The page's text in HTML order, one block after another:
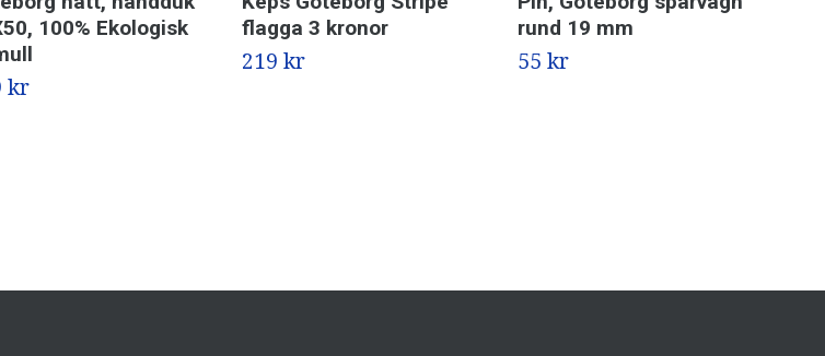
100% Ekologisk
kr
flagga 3 kronor
219 kr
rund 19 mm
55 kr